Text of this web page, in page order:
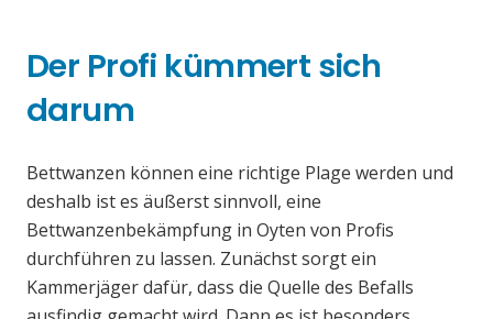
Der Profi kümmert sich
darum
Bettwanzen können eine richtige Plage werden und
deshalb ist es äußerst sinnvoll, eine
Bettwanzenbekämpfung in Oyten von Profis
durchführen zu lassen. Zunächst sorgt ein
Kammerjäger dafür, dass die Quelle des Befalls